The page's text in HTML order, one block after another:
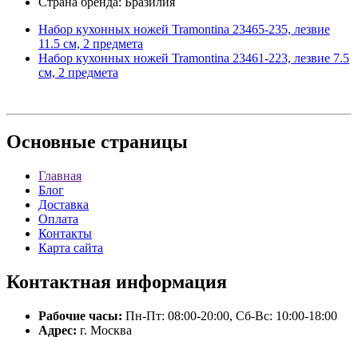
Набор кухонных ножей Tramontina 23465-235, лезвие
11.5 см, 2 предмета
Набор кухонных ножей Tramontina 23461-223, лезвие 7.5
см, 2 предмета
Основные страницы
Главная
Блог
Доставка
Оплата
Контакты
Карта сайта
Контактная информация
Рабочие часы: Пн-Пт: 08:00-20:00, Сб-Вс: 10:00-18:00
Адрес: г. Москва